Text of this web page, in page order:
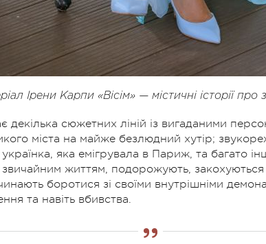
Ірени Карпи «Вісім» — містичні історії
декілька сюжетних ліній із вигаданими
міста на майже безлюдний хутір;
українка, яка емігрувала в Париж, та багато
життям, подорожують, закохуються
боротися зі своїми внутрішніми
та навіть вбивства.